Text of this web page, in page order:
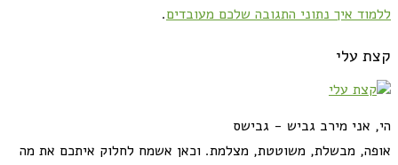
ללמוד איך נתוני התגובה שלכם מעובדים.
קצת עלי
הי, אני מירב גביש - גבישס
אופה, מבשלת, משוטטת, מצלמת. וכאן אשמח לחלוק איתכם את מה